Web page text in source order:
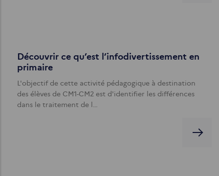
Découvrir ce qu’est l’infodivertissement en
primaire
L'objectif de cette activité pédagogique à destination
des élèves de CM1-CM2 est d'identifier les différences
dans le traitement de l…